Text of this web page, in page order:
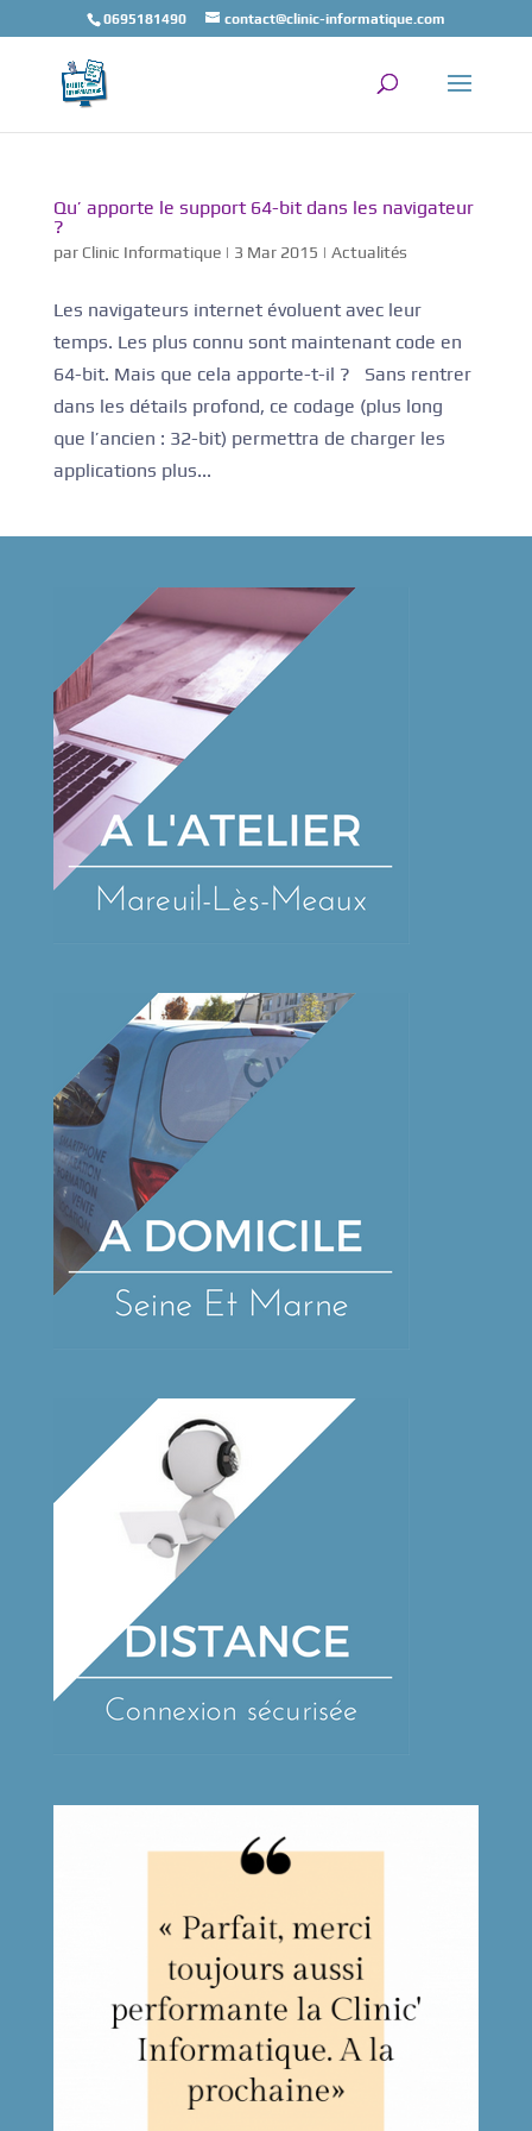
0695181490 contact@clinic-informatique.com
Qu’ apporte le support 64-bit dans les navigateur
?
par Clinic Informatique| 3 Mar 2015 | Actualités
Les navigateurs internet évoluent avec leur
temps. Les plus connu sont maintenant code en
64-bit. Mais que cela apporte-t-il ? Sans rentrer
dans les détails profond, ce codage (plus long
que l’ancien : 32-bit) permettra de charger les
applications plus...